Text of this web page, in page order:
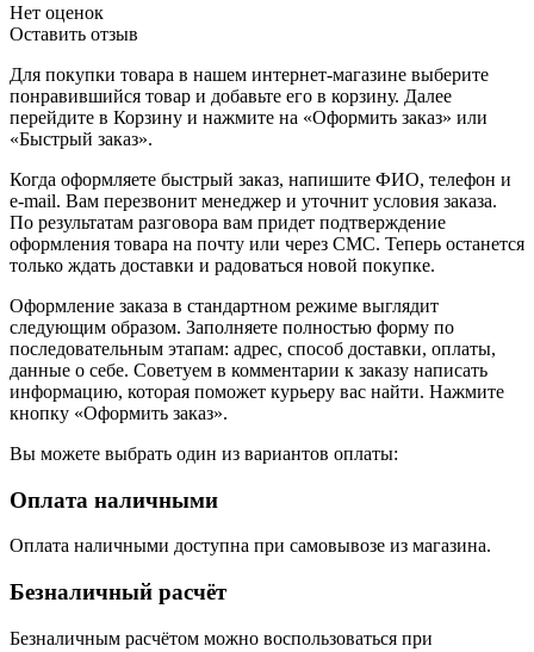
Нет оценок
Оставить отзыв
Для покупки товара в нашем интернет-магазине выберите
понравившийся товар и добавьте его в корзину. Далее
перейдите в Корзину и нажмите на «Оформить заказ» или
«Быстрый заказ».
Когда оформляете быстрый заказ, напишите ФИО, телефон и
e-mail. Вам перезвонит менеджер и уточнит условия заказа.
По результатам разговора вам придет подтверждение
оформления товара на почту или через СМС. Теперь останется
только ждать доставки и радоваться новой покупке.
Оформление заказа в стандартном режиме выглядит
следующим образом. Заполняете полностью форму по
последовательным этапам: адрес, способ доставки, оплаты,
данные о себе. Советуем в комментарии к заказу написать
информацию, которая поможет курьеру вас найти. Нажмите
кнопку «Оформить заказ».
Вы можете выбрать один из вариантов оплаты:
Оплата наличными
Оплата наличными доступна при самовывозе из магазина.
Безналичный расчёт
Безналичным расчётом можно воспользоваться при